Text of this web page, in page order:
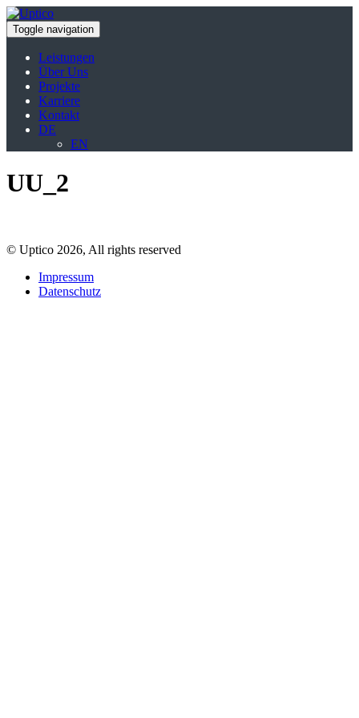
Toggle navigation
Leistungen
Über Uns
Projekte
Karriere
Kontakt
DE
EN
UU_2
© Uptico 2026, All rights reserved
Impressum
Datenschutz